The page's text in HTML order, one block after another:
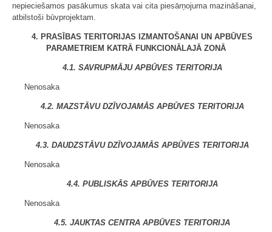
nepieciešamos pasākumus skata vai cita piesārņojuma mazināšanai,
atbilstoši būvprojektam.
4. PRASĪBAS TERITORIJAS IZMANTOŠANAI UN APBŪVES
PARAMETRIEM KATRĀ FUNKCIONĀLAJĀ ZONĀ
4.1. SAVRUPMĀJU APBŪVES TERITORIJA
Nenosaka
4.2. MAZSTĀVU DZĪVOJAMĀS APBŪVES TERITORIJA
Nenosaka
4.3. DAUDZSTĀVU DZĪVOJAMĀS APBŪVES TERITORIJA
Nenosaka
4.4. PUBLISKĀS APBŪVES TERITORIJA
Nenosaka
4.5. JAUKTAS CENTRA APBŪVES TERITORIJA